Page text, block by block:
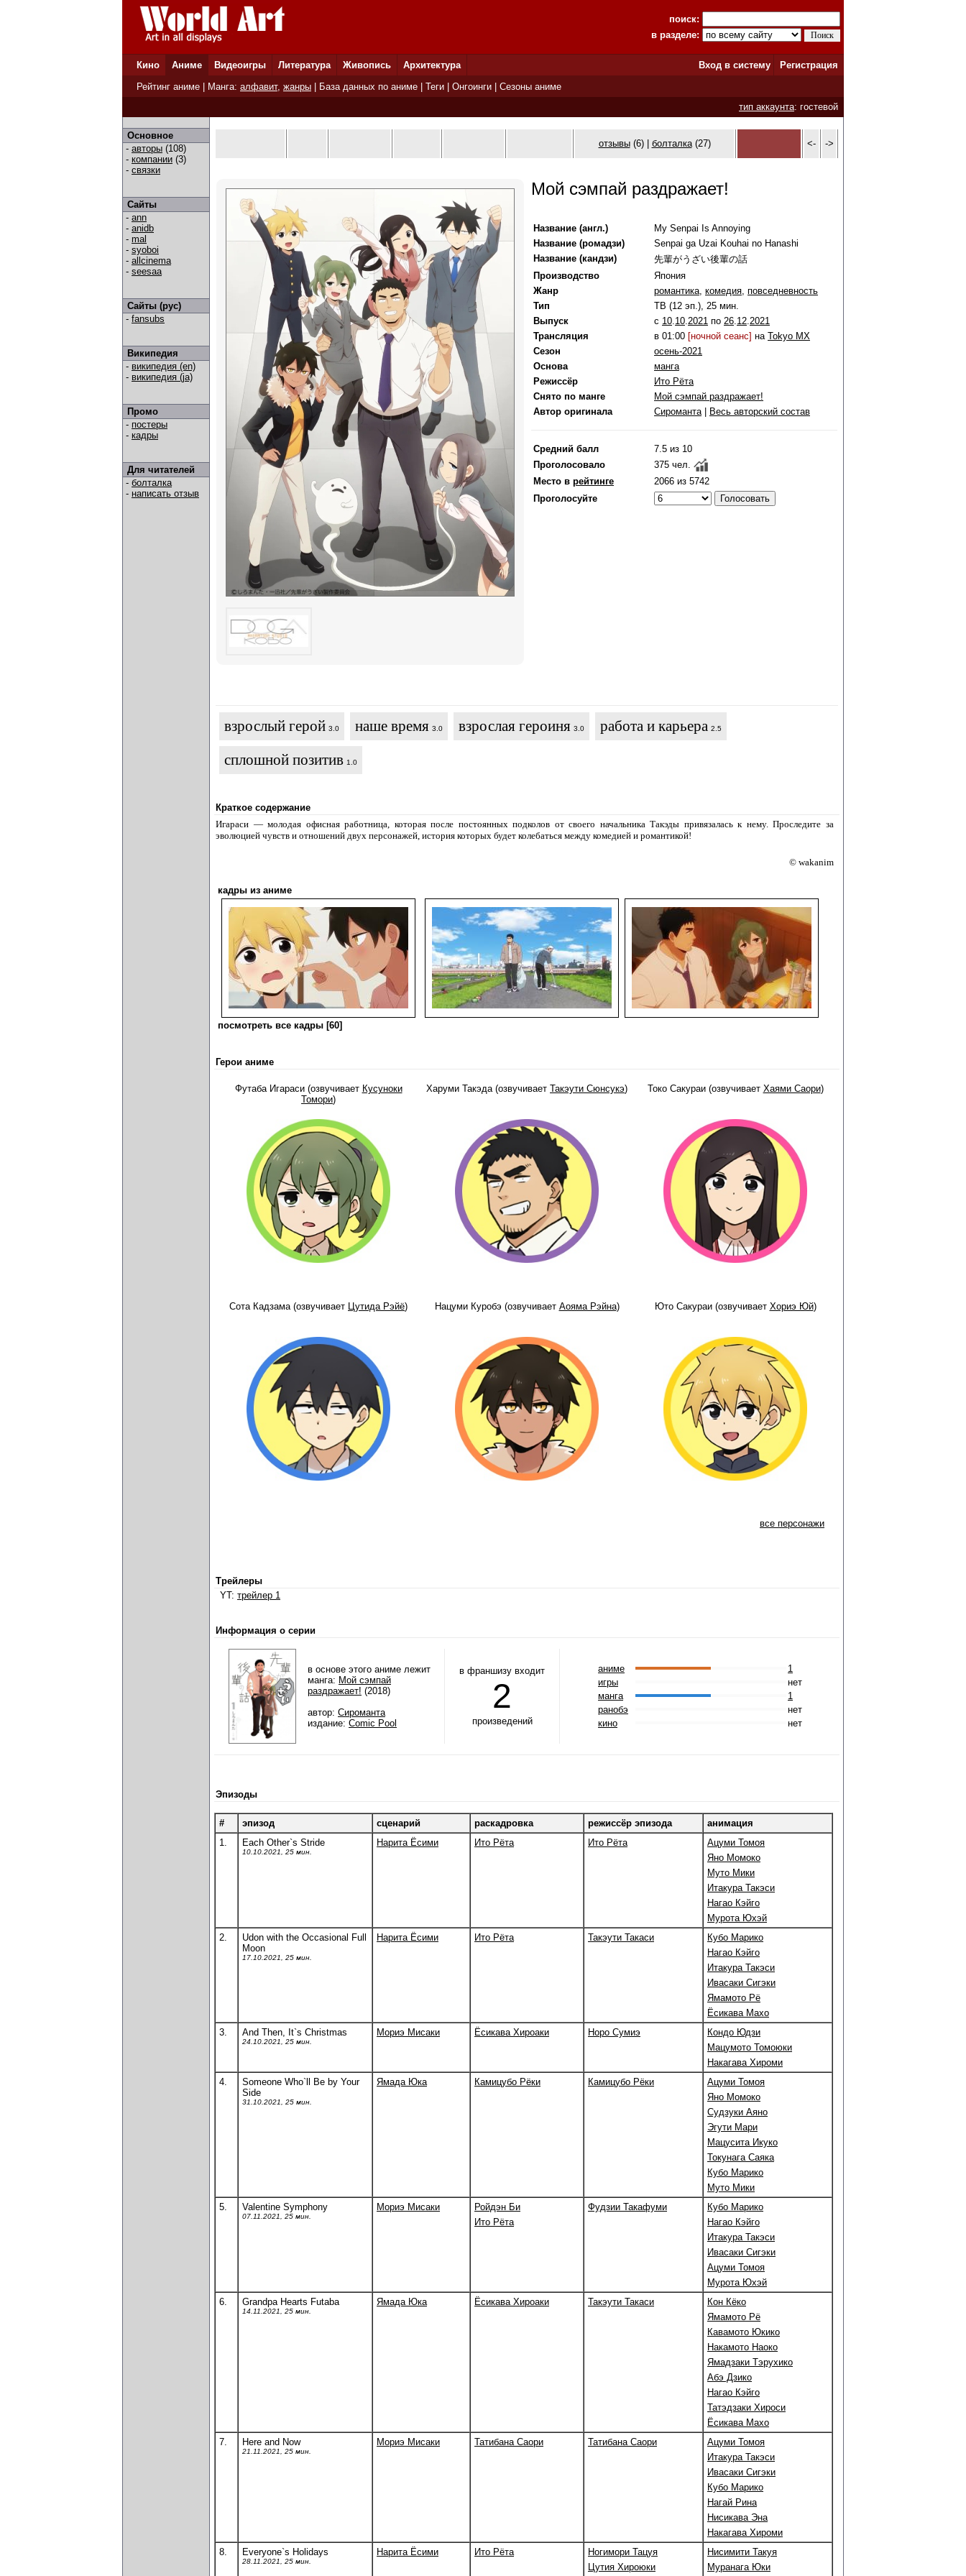
поиск:
в разделе:
Кино Аниме Видеоигры Литература Живопись Архитектура Вход в систему
Регистрация
Рейтинг аниме | Манга: алфавит, жанры База данных по аниме Теги Онгоинги
Сезоны аниме
тип аккаунта: гостевой
Основное
- авторы (108)
- компании (3)
- связки
Сайты
- ann
- anidb
- mal
- syoboi
- allcinema
- seesaa
Сайты (рус)
- fansubs
Википедия
- википедия (en)
- википедия (ja)
Промо
- постеры
- кадры
Для читателей
- болталка
- написать отзыв
отзывы(6) | болталка(27) <- ->
Мой сэмпай раздражает!
Название (англ.)
My Senpai Is Annoying
Название (ромадзи)
Senpai ga Uzai Kouhai no Hanashi
Название (кандзи)
先輩がうざい後輩の話
Производство
Япония
Жанр
романтика, комедия, повседневность
Тип
ТВ (12 эп.), 25 мин.
Выпуск
c 10.10.2021 по 26.12.2021
Трансляция
в 01:00 [ночной сеанс] на Tokyo MX
Сезон
осень-2021
Основа
манга
Режиссёр
Ито Рёта
Снято по манге
Мой сэмпай раздражает!
Автор оригинала
Сироманта| Весь авторский состав
Средний балл
7.5 из 10
Проголосовало
375 чел.
Место в рейтинге
2066 из 5742
Проголосуйте
взрослый герой 3.0 наше время 3.0 взрослая героиня 3.0 работа и карьера 2.5
сплошной позитив 1.0
Краткое содержание
Игараси — молодая офисная работница, которая после постоянных подколов от своего начальника Такэды привязалась к нему. Проследите за
эволюцией чувств и отношений двух персонажей, история которых будет колебаться между комедией и романтикой!
© wakanim
кадры из аниме
посмотреть все кадры [60]
Герои аниме
Футаба Игараси (озвучивает Кусуноки
Томори)
Харуми Такэда (озвучивает Такэути Сюнсукэ) Токо Сакураи (озвучивает Хаями Саори)
Сота Кадзама (озвучивает Цутида Рэйё) Нацуми Куробэ (озвучивает Аояма Рэйна) Юто Сакураи (озвучивает Хориэ Юй)
все персонажи
Трейлеры
YT: трейлер 1
Информация о серии
в основе этого аниме лежит
манга: Мой сэмпай
раздражает! (2018)
автор: Сироманта
издание: Comic Pool
в франшизу входит
2
произведений
аниме
1
игры
нет
манга
1
ранобэ
нет
кино
нет
Эпизоды
# эпизод сценарий раскадровка режиссёр эпизода
анимация
1.
Each Other`s Stride
10.10.2021, 25 мин.
Нарита Ёсими Ито Рёта Ито Рёта
Ацуми Томоя
Яно Момоко
Муто Мики
Итакура Такэси
Нагао Кэйго
Мурота Юхэй
2.
Udon with the Occasional Full
Moon
17.10.2021, 25 мин.
Нарита Ёсими Ито Рёта Такэути Такаси
Кубо Марико
Нагао Кэйго
Итакура Такэси
Ивасаки Сигэки
Ямамото Рё
Ёсикава Махо
3.
And Then, It`s Christmas
24.10.2021, 25 мин.
Мориэ Мисаки Ёсикава Хироаки Норо Сумиэ
Кондо Юдзи
Мацумото Томоюки
Накагава Хироми
4.
Someone Who`ll Be by Your
Side
31.10.2021, 25 мин.
Ямада Юка Камицубо Рёки Камицубо Рёки
Ацуми Томоя
Яно Момоко
Судзуки Аяно
Эгути Мари
Мацусита Икуко
Токунага Саяка
Кубо Марико
Муто Мики
5.
Valentine Symphony
07.11.2021, 25 мин.
Мориэ Мисаки
Ройдэн Би
Ито Рёта
Фудзии Такафуми
Кубо Марико
Нагао Кэйго
Итакура Такэси
Ивасаки Сигэки
Ацуми Томоя
Мурота Юхэй
6.
Grandpa Hearts Futaba
14.11.2021, 25 мин.
Ямада Юка Ёсикава Хироаки Такэути Такаси
Кон Кёко
Ямамото Рё
Кавамото Юкико
Накамото Наоко
Ямадзаки Тэрухико
Абэ Дзико
Нагао Кэйго
Татэдзаки Хироси
Ёсикава Махо
7.
Here and Now
21.11.2021, 25 мин.
Мориэ Мисаки Татибана Саори Татибана Саори
Ацуми Томоя
Итакура Такэси
Ивасаки Сигэки
Кубо Марико
Нагай Рина
Нисикава Эна
Накагава Хироми
8.
Everyone`s Holidays
28.11.2021, 25 мин.
Нарита Ёсими Ито Рёта
Ногимори Тацуя
Цутия Хироюки
Нисимити Такуя
Муранага Юки